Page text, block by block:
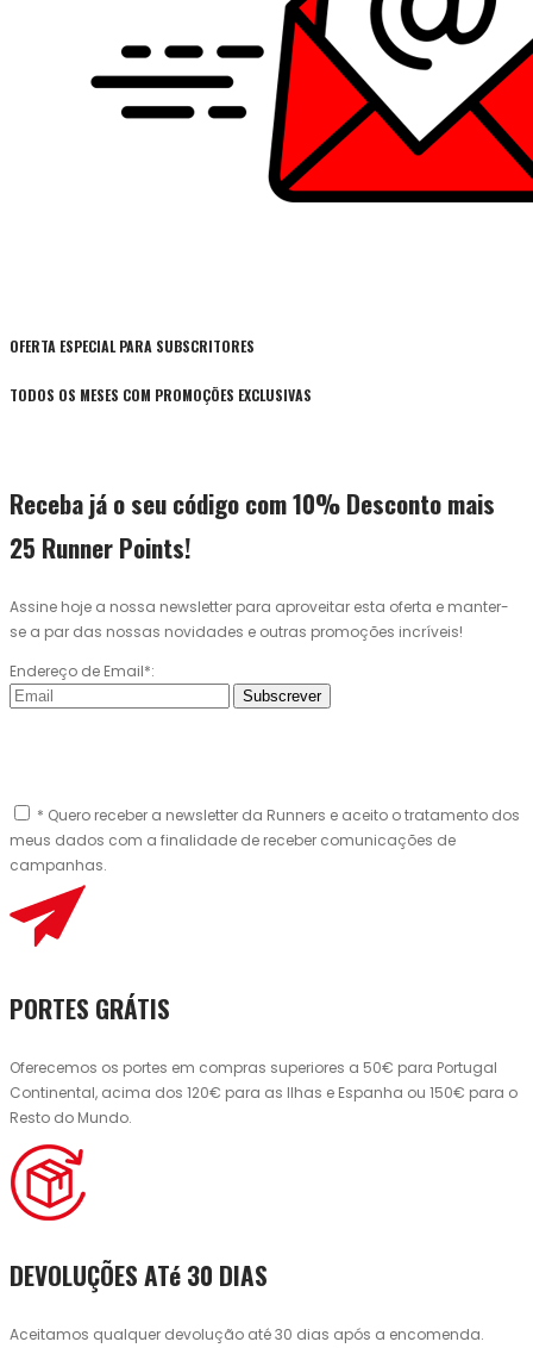
OFERTA ESPECIAL PARA SUBSCRITORES
TODOS OS MESES COM PROMOÇÕES EXCLUSIVAS
Receba já o seu código com 10% Desconto mais
25 Runner Points!
Assine hoje a nossa newsletter para aproveitar esta oferta e manter-
se a par das nossas novidades e outras promoções incríveis!
Endereço de Email*:
Subscrever
* Quero receber a newsletter da Runners e aceito o tratamento dos
meus dados com a finalidade de receber comunicações de
campanhas.
PORTES GRÁTIS
Oferecemos os portes em compras superiores a 50€ para Portugal
Continental, acima dos 120€ para as Ilhas e Espanha ou 150€ para o
Resto do Mundo.
DEVOLUÇÕES ATé 30 DIAS
Aceitamos qualquer devolução até 30 dias após a encomenda.